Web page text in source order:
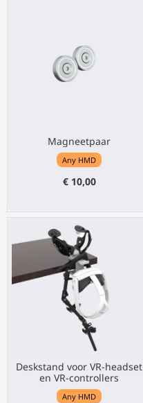
Magneetpaar
Any HMD
€ 10,00
Deskstand voor VR-headset
en VR-controllers
Any HMD